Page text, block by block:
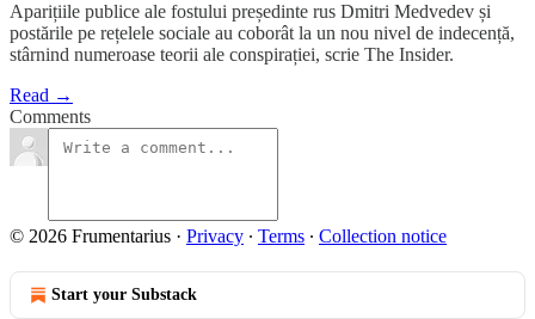
Aparițiile publice ale fostului președinte rus Dmitri Medvedev și
postările pe rețelele sociale au coborât la un nou nivel de indecență,
stârnind numeroase teorii ale conspirației, scrie The Insider.
Read →
Comments
© 2026 Frumentarius · Privacy ∙ Terms ∙ Collection notice
Start your Substack